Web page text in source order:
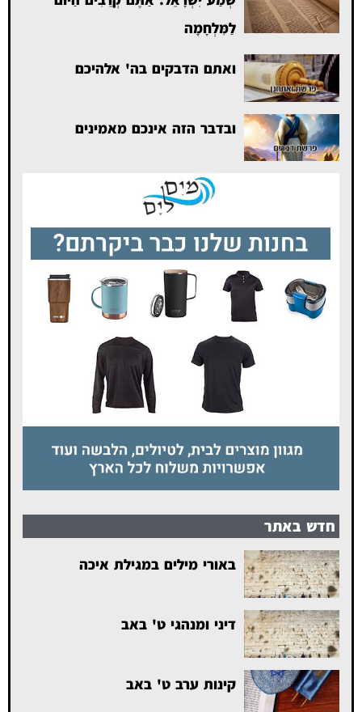
לַמִּלְחָמָה
ואתם הדבקים בה' אלהיכם
ובדבר הזה אינכם מאמינים
חדש באתר
באורי מילים במגילת איכה
דיני ומנהגי ט' באב
קינות ערב ט' באב